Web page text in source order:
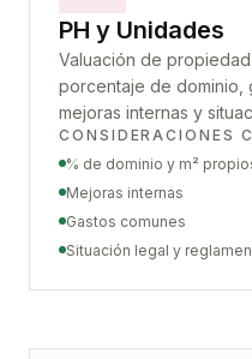
PH y Unidades
Valuación de
porcentaje de dominio,
mejoras internas y
CONSIDERACIONES
% de dominio y m²
Mejoras internas
Gastos comunes
Situación legal y